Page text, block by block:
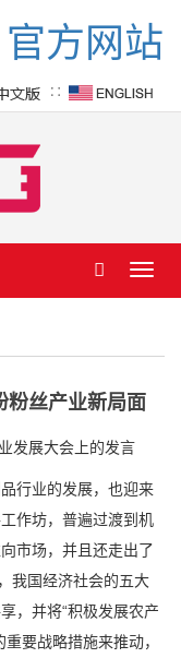
方网站
∷
粉丝产业新局面
发展大会上的发言
行业的发展，也迎来
作坊，普遍过渡到机
市场，并且还走出了
我国经济社会的五大
，并将“积极发展农产
要战略措施来推动，